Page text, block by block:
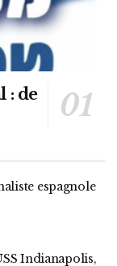
: de
espagnole
Indianapolis,